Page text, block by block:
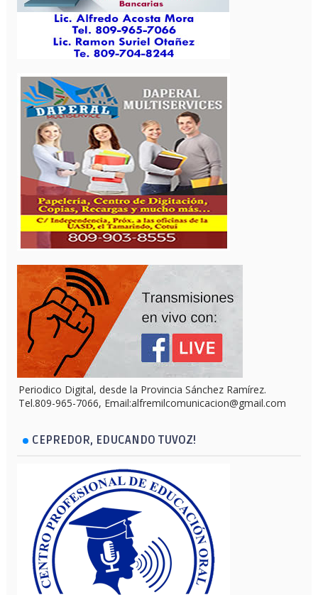
Periodico Digital, desde la Provincia Sánchez Ramírez.
Tel.809-965-7066, Email:alfremilcomunicacion@gmail.com
CEPREDOR, EDUCANDO TUVOZ!